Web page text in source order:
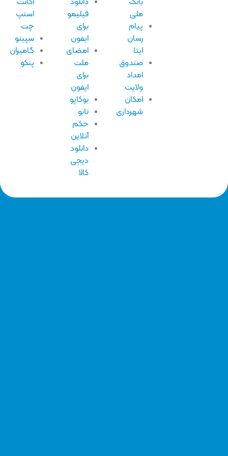
پیام
رسان
صندوق
امداد
ولایت
امکان
شهرداری
فیلیمو
ایفون
امضای
ایفون
بوکاپو
نابو
حکم
آنلاین
دانلود
دیجی
اسنپ
سپینو
گامیران
پنکو